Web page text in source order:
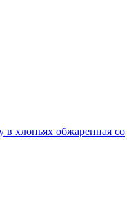
в хлопьях обжаренная со